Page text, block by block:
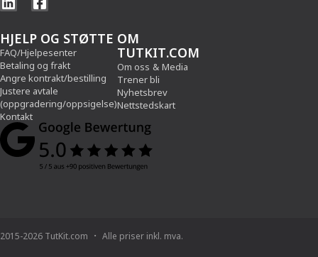
HJELP OG STØTTE
FAQ/Hjelpesenter
Betaling og frakt
Angre kontrakt/bestilling
Justere avtale
(oppgradering/oppsigelse)
Kontakt
OM
TUTKIT.COM
Om oss & Media
Trener bli
Nyhetsbrev
Nettstedskart
2015-2026 TutKit.com Alle priser inkl. mva.